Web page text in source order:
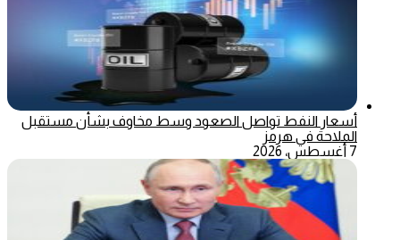
أسعار النفط تواصل الصعود وسط مخاوف بشأن مستقبل
الملاحة في هرمز
7 أغسطس، 2026